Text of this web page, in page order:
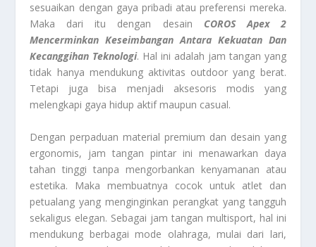
sesuaikan dengan gaya pribadi atau preferensi mereka.
Maka dari itu dengan desain COROS Apex 2
Mencerminkan Keseimbangan Antara Kekuatan Dan
Kecanggihan Teknologi. Hal ini adalah jam tangan yang
tidak hanya mendukung aktivitas outdoor yang berat.
Tetapi juga bisa menjadi aksesoris modis yang
melengkapi gaya hidup aktif maupun casual.
Dengan perpaduan material premium dan desain yang
ergonomis, jam tangan pintar ini menawarkan daya
tahan tinggi tanpa mengorbankan kenyamanan atau
estetika. Maka membuatnya cocok untuk atlet dan
petualang yang menginginkan perangkat yang tangguh
sekaligus elegan. Sebagai jam tangan multisport, hal ini
mendukung berbagai mode olahraga, mulai dari lari,